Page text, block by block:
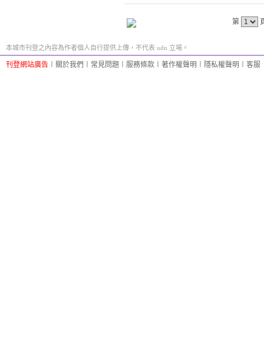
第
本城市刊登之內容為作者個人自行提供上傳，不代表 udn 立場。
刊登網站廣告 關於我們 常見問題 服務條款 著作權聲明 隱私權聲明 客服